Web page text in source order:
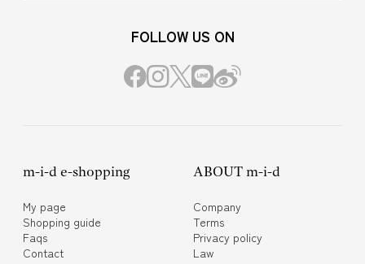
FOLLOW US ON
m-i-d e-shopping
My page
Shopping guide
Faqs
Contact
ABOUT m-i-d
Company
Terms
Privacy policy
Law